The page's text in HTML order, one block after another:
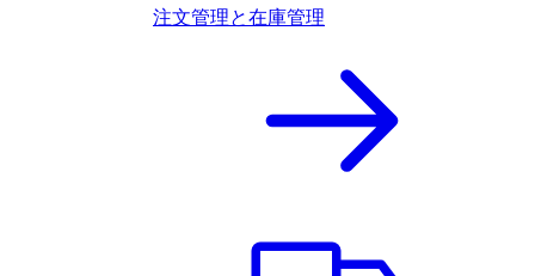
注文管理と在庫管理